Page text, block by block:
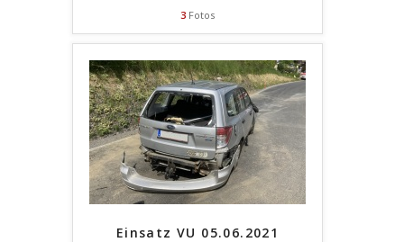
3Fotos
Einsatz VU 05.06.2021